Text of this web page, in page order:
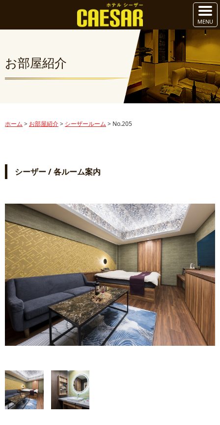
お部屋紹介
ホーム > お部屋紹介> シーザールーム > No.205
シーザー / 各ルーム案内